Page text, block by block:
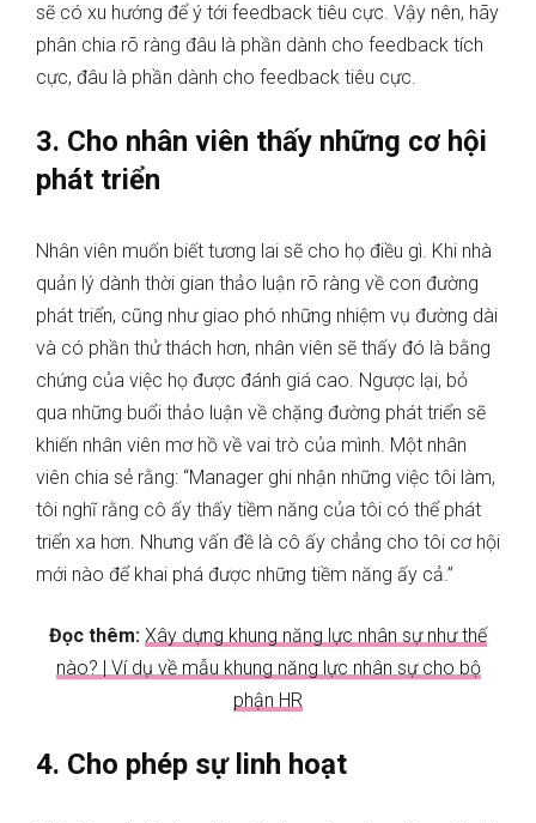
sẽ có xu hướng để ý tới feedback tiêu cực. Vậy nên, hãy
phân chia rõ ràng đâu là phần dành cho feedback tích
cực, đâu là phần dành cho feedback tiêu cực.
3. Cho nhân viên thấy những cơ hội
phát triển
Nhân viên muốn biết tương lai sẽ cho họ điều gì. Khi nhà
quản lý dành thời gian thảo luận rõ ràng về con đường
phát triển, cũng như giao phó những nhiệm vụ đường dài
và có phần thử thách hơn, nhân viên sẽ thấy đó là bằng
chứng của việc họ được đánh giá cao. Ngược lại, bỏ
qua những buổi thảo luận về chặng đường phát triển sẽ
khiến nhân viên mơ hồ về vai trò của mình. Một nhân
viên chia sẻ rằng: “Manager ghi nhận những việc tôi làm,
tôi nghĩ rằng cô ấy thấy tiềm năng của tôi có thể phát
triển xa hơn. Nhưng vấn đề là cô ấy chẳng cho tôi cơ hội
mới nào để khai phá được những tiềm năng ấy cả.”
Đọc thêm: Xây dựng khung năng lực nhân sự như thế
nào? | Ví dụ về mẫu khung năng lực nhân sự cho bộ
phận HR
4. Cho phép sự linh hoạt